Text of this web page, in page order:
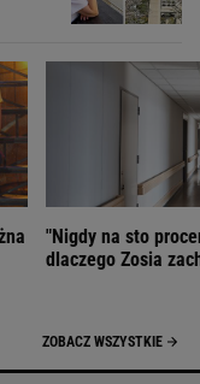
"Nigdy na sto
dlaczego Zosia
ZOBACZ WSZYSTKIE